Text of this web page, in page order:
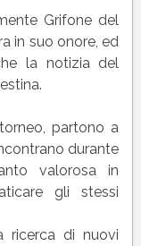
Grifone del
in suo onore, ed
la notizia del
partono a
durante
valorosa in
gli stessi
ricerca di nuovi